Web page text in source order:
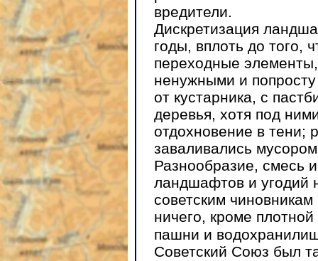
вредители.
Дискретизация
годы, вплоть до того,
переходные
ненужными и
от кустарника, с
деревья, хотя под
отдохновение в тени;
заваливались
Разнообразие, смесь
ландшафтов и угодий
советским
ничего, кроме
пашни и
Советский Союз был